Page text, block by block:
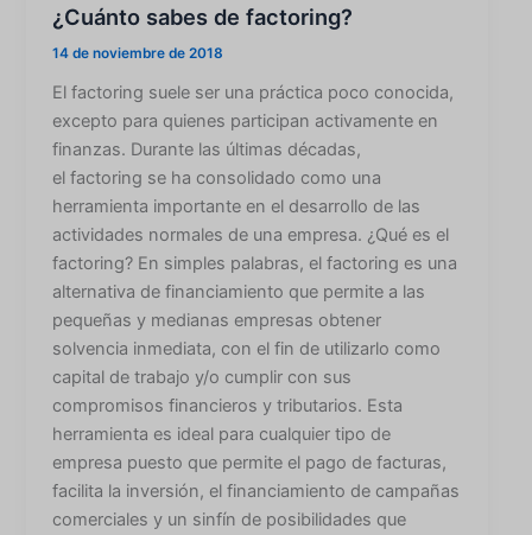
¿Cuánto sabes de factoring?
14 de noviembre de 2018
El factoring suele ser una práctica poco conocida,
excepto para quienes participan activamente en
finanzas. Durante las últimas décadas,
el factoring se ha consolidado como una
herramienta importante en el desarrollo de las
actividades normales de una empresa. ¿Qué es el
factoring? En simples palabras, el factoring es una
alternativa de financiamiento que permite a las
pequeñas y medianas empresas obtener
solvencia inmediata, con el fin de utilizarlo como
capital de trabajo y/o cumplir con sus
compromisos financieros y tributarios. Esta
herramienta es ideal para cualquier tipo de
empresa puesto que permite el pago de facturas,
facilita la inversión, el financiamiento de campañas
comerciales y un sinfín de posibilidades que